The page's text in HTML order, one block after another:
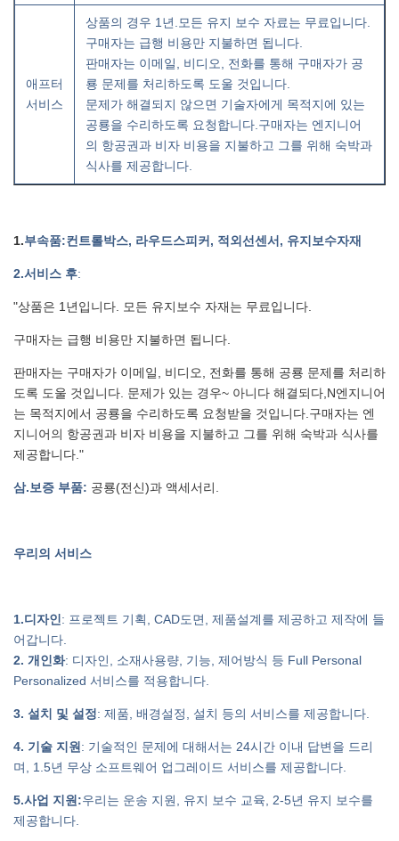
애프터
서비스
상품의 경우 1년.모든 유지 보수 자료는 무료입니다.
구매자는 급행 비용만 지불하면 됩니다.
판매자는 이메일, 비디오, 전화를 통해 구매자가 공
룡 문제를 처리하도록 도울 것입니다.
문제가 해결되지 않으면 기술자에게 목적지에 있는
공룡을 수리하도록 요청합니다.구매자는 엔지니어
의 항공권과 비자 비용을 지불하고 그를 위해 숙박과
식사를 제공합니다.
1.부속품:컨트롤박스, 라우드스피커, 적외선센서, 유지보수자재
2.서비스 후:
"상품은 1년입니다. 모든 유지보수 자재는 무료입니다.
구매자는 급행 비용만 지불하면 됩니다.
판매자는 구매자가 이메일, 비디오, 전화를 통해 공룡 문제를 처리하
도록 도울 것입니다. 문제가 있는 경우~ 아니다 해결되다, N엔지니어
는 목적지에서 공룡을 수리하도록 요청받을 것입니다.구매자는 엔
지니어의 항공권과 비자 비용을 지불하고 그를 위해 숙박과 식사를
제공합니다."
삼.보증 부품: 공룡(전신)과 액세서리.
우리의 서비스
1.디자인 : 프로젝트 기획, CAD도면, 제품설계를 제공하고 제작에 들
어갑니다.
2. 개인화: 디자인, 소재사용량, 기능, 제어방식 등 Full Personal
Personalized 서비스를 적용합니다.
3. 설치 및 설정: 제품, 배경설정, 설치 등의 서비스를 제공합니다.
4. 기술 지원 : 기술적인 문제에 대해서는 24시간 이내 답변을 드리
며, 1.5년 무상 소프트웨어 업그레이드 서비스를 제공합니다.
5.사업 지원:우리는 운송 지원, 유지 보수 교육, 2-5년 유지 보수를
제공합니다.